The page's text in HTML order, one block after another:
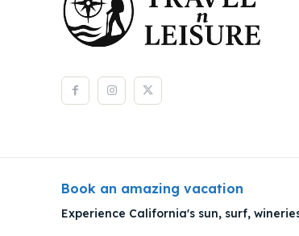
Book an amazing vacation
Experience California's sun, surf,